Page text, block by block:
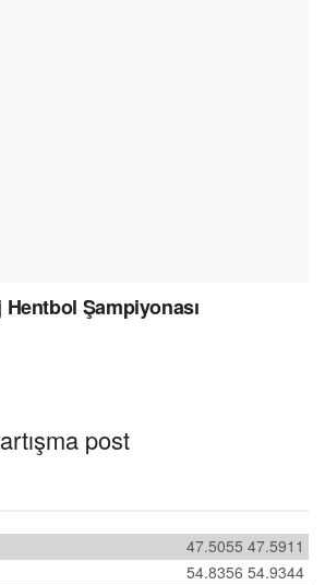
Hentbol Şampiyonası
post
47.5911
47.5055
54.9344
54.8356